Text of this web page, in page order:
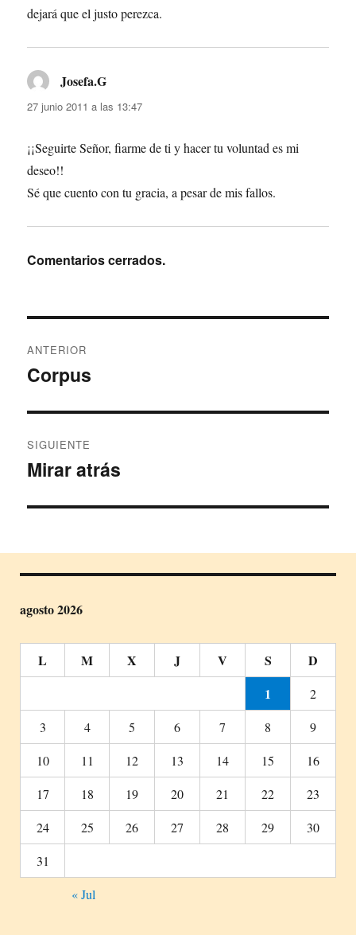
dejará que el justo perezca.
Josefa.G
27 junio 2011 a las 13:47
¡¡Seguirte Señor, fiarme de ti y hacer tu voluntad es mi
deseo!!
Sé que cuento con tu gracia, a pesar de mis fallos.
Comentarios cerrados.
de
ANTERIOR
Entrada
Corpus
SIGUIENTE
Entrada
Mirar atrás
agosto 2026
L M X J V S
D
1
2
3
4 5 6 7 8
9
10
11 12 13 14 15
16
17
18 19 20 21 22
23
24
25 26 27 28 29
30
31
« Jul